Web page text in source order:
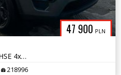
47 900 PLN
Land Rover Discovery Sport HSE 4x4 Super Stan Zamiana
218996